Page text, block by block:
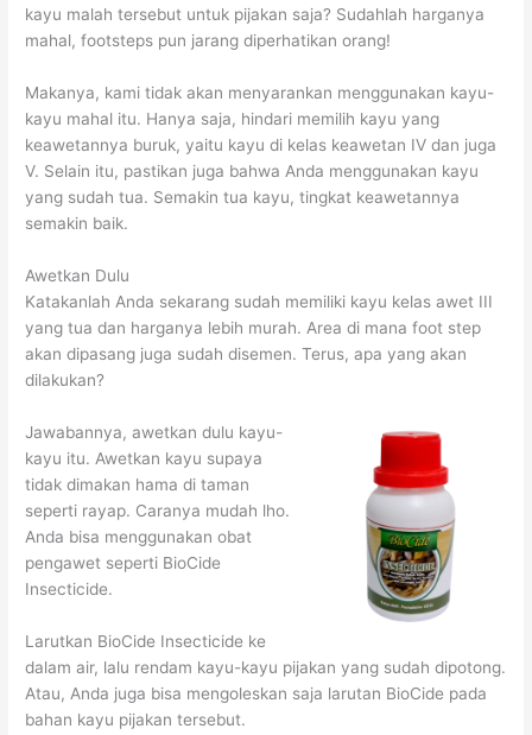
kayu malah tersebut untuk pijakan saja? Sudahlah harganya
mahal, footsteps pun jarang diperhatikan orang!
Makanya, kami tidak akan menyarankan menggunakan kayu-
kayu mahal itu. Hanya saja, hindari memilih kayu yang
keawetannya buruk, yaitu kayu di kelas keawetan IV dan juga
V. Selain itu, pastikan juga bahwa Anda menggunakan kayu
yang sudah tua. Semakin tua kayu, tingkat keawetannya
semakin baik.
Awetkan Dulu
Katakanlah Anda sekarang sudah memiliki kayu kelas awet III
yang tua dan harganya lebih murah. Area di mana foot step
akan dipasang juga sudah disemen. Terus, apa yang akan
dilakukan?
Jawabannya, awetkan dulu kayu-
kayu itu. Awetkan kayu supaya
tidak dimakan hama di taman
seperti rayap. Caranya mudah lho.
Anda bisa menggunakan obat
pengawet seperti BioCide
Insecticide.
Larutkan BioCide Insecticide ke
dalam air, lalu rendam kayu-kayu pijakan yang sudah dipotong.
Atau, Anda juga bisa mengoleskan saja larutan BioCide pada
bahan kayu pijakan tersebut.